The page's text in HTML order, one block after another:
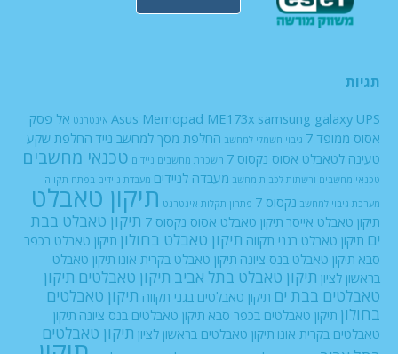
תגיות
Asus Memopad ME173x samsung galaxy UPS אינטרנט אל פסק
אסוס ממופד 7
גיבוי חשמלי למחשב החלפת מסך למחשב נייד החלפת שקע
טעינה לטאבלט אסוס נקסוס 7
השכרת מחשבים ניידים טכנאי מחשבים
טכנאי מחשבים ורשתות לכבות מחשב מעבדה לניידים מעבדת ניידים בפתח תקווה
מערכת גיבוי למחשב נקסוס 7 פתרון תקלות אינטרנט תיקון טאבלט
תיקון טאבלט אייסר תיקון טאבלט אסוס נקסוס 7
תיקון טאבלט בבת
ים תיקון טאבלט בגני תקווה תיקון טאבלט בחולון תיקון טאבלט בכפר
סבא תיקון טאבלט בנס ציונה תיקון טאבלט בקרית אונו תיקון טאבלט
בראשון לציון תיקון טאבלט בתל אביב תיקון טאבלטים תיקון
טאבלטים בבת ים תיקון טאבלטים בגני תקווה תיקון טאבלטים
בחולון תיקון טאבלטים בכפר סבא תיקון טאבלטים בנס ציונה תיקון
טאבלטים בקרית אונו תיקון טאבלטים בראשון לציון תיקון טאבלטים